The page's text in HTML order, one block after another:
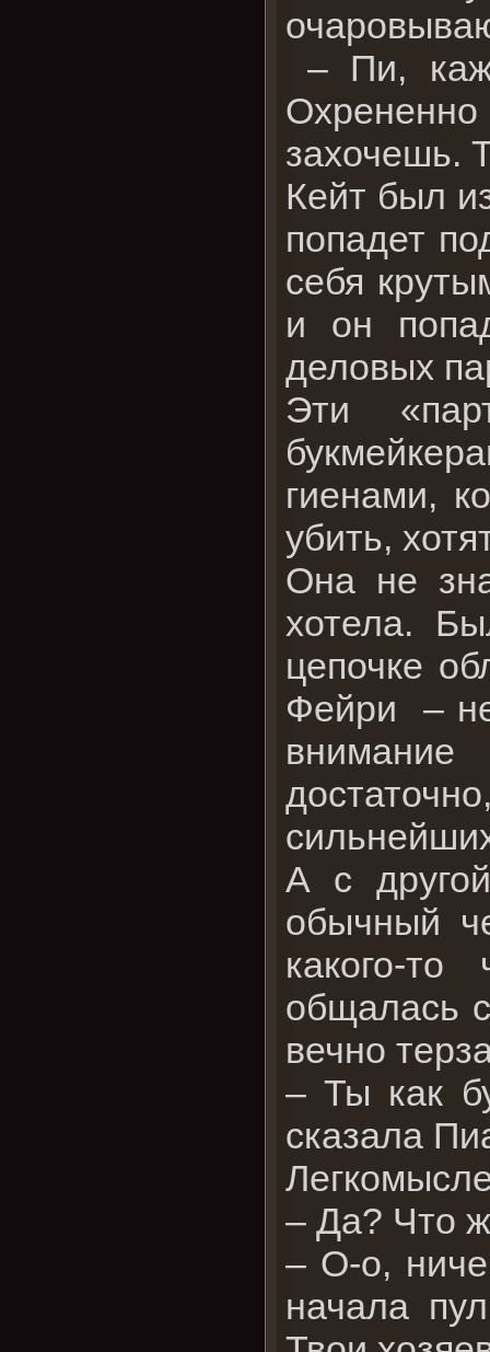
– Пи,
захочешь.
Кейт был
попадет
себя
и он
деловых
Эти
гиенами,
убить,
Она не
хотела.
цепочке
Фейри –
А с
обычный
какого-
общалась
вечно
– Ты как
сказала
– Да? Что
– О-о,
начала